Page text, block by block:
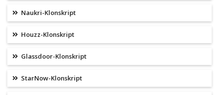
Naukri-Klonskript
Houzz-Klonskript
Glassdoor-Klonskript
StarNow-Klonskript